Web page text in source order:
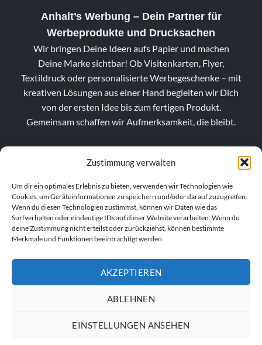
Zustimmung verwalten
Um dir ein optimales Erlebnis zu bieten, verwenden wir Technologien wie
Cookies, um Geräteinformationen zu speichern und/oder darauf zuzugreifen.
Wenn du diesen Technologien zustimmst, können wir Daten wie das
Surfverhalten oder eindeutige IDs auf dieser Website verarbeiten. Wenn du
deine Zustimmung nicht erteilst oder zurückziehst, können bestimmte
Merkmale und Funktionen beeinträchtigt werden.
AKZEPTIEREN
ABLEHNEN
EINSTELLUNGEN ANSEHEN
Anhalt’s Werbung – Dein Partner für
Werbeprodukte und Drucksachen
Wir bringen Deine Ideen aufs Papier und machen
Deine Marke sichtbar! Ob Visitenkarten, Flyer,
Textildruck oder personalisierte Werbegeschenke – mit
kreativen Lösungen aus einer Hand begleiten wir Dich
von der ersten Idee bis zum fertigen Produkt.
Gemeinsam schaffen wir Aufmerksamkeit, die bleibt.